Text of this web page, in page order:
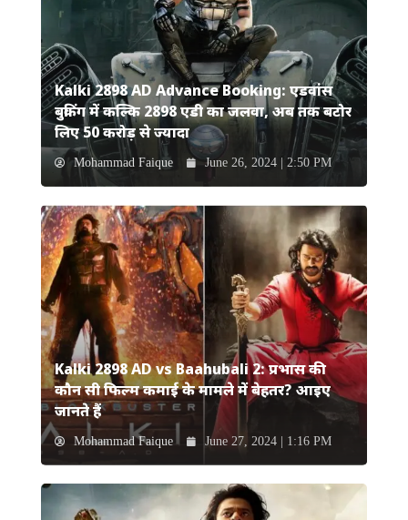
Kalki 2898 AD Advance Booking: एडवांस
बुकिंग में कल्कि 2898 एडी का जलवा, अब तक बटोर
लिए 50 करोड़ से ज्यादा
Mohammad Faique June 26, 2024 | 2:50 PM
Kalki 2898 AD vs Baahubali 2: प्रभास की
कौन सी फिल्म कमाई के मामले में बेहतर? आइए
जानते हैं
Mohammad Faique June 27, 2024 | 1:16 PM